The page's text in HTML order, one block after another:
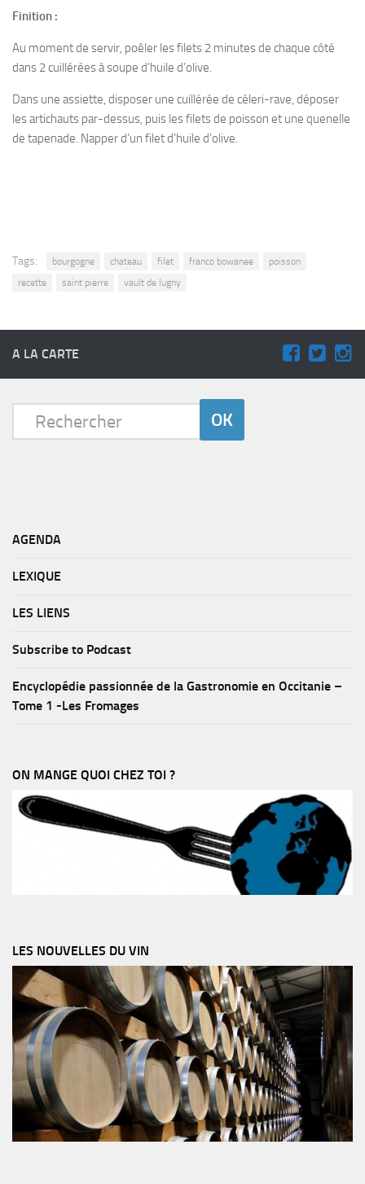
Finition :
Au moment de servir, poêler les filets 2 minutes de chaque côté
dans 2 cuillérées à soupe d’huile d’olive.
Dans une assiette, disposer une cuillérée de céleri-rave, déposer
les artichauts par-dessus, puis les filets de poisson et une quenelle
de tapenade. Napper d’un filet d’huile d’olive.
Tags: bourgogne chateau filet franco bowanee
poisson
recette
saint pierre vault de lugny
A LA CARTE
AGENDA
LEXIQUE
LES LIENS
Subscribe to Podcast
Encyclopédie passionnée de la Gastronomie en Occitanie –
Tome 1 -Les Fromages
ON MANGE QUOI CHEZ TOI ?
LES NOUVELLES DU VIN